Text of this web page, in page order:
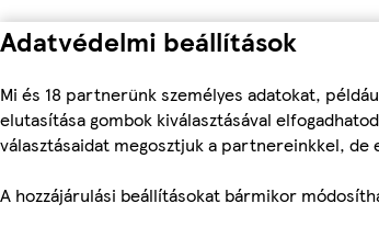
Adatvédelmi beállítások
Mi és 18 partnerünk személyes adatokat,
elutasítása gombok kiválasztásával
választásaidat megosztjuk a partnereinkkel, de
A hozzájárulási beállításokat bármikor